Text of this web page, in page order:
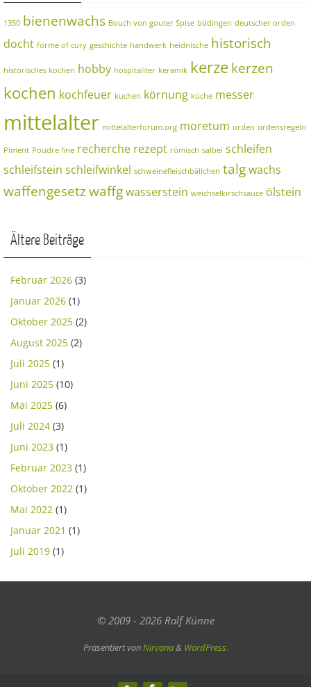
1350 bienenwachs Bouch von gouter Spise büdingen deutscher orden
docht forme of cury geschichte handwerk heidnische historisch
historisches kochen hobby hospitaliter keramik kerzekerzen
kochen kochfeuer kuchen körnung küche messer
mittelalter mittelalterforum.org moretum orden ordensregeln
Piment Poudre fine recherche rezept römisch salbei schleifen
schleifstein schleifwinkel schweinefleischbällchen talgwachs
waffengesetzwaffgwasserstein weichselkirschsauce ölstein
Ältere Beiträge
Februar 2026 (3)
Januar 2026 (1)
Oktober 2025 (2)
August 2025 (2)
Juli 2025 (1)
Juni 2025 (10)
Mai 2025 (6)
Juli 2024 (3)
Juni 2023 (1)
Februar 2023 (1)
Oktober 2022 (1)
Mai 2022 (1)
Januar 2021 (1)
Juli 2019 (1)
© 2009 - 2026 Ralf Künne
Präsentiert vonNirvana& WordPress.